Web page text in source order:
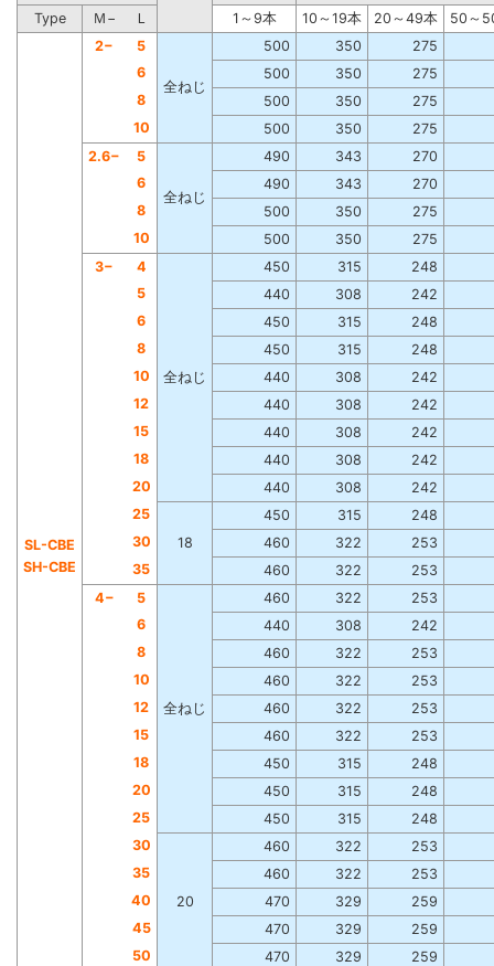
Type
Ｍ− Ｌ 1～9本 10～19本 20～49本 50～
SL-CBE
SH-CBE
2− 5
全ねじ
500 350
275
6
500 350
275
8
500 350
275
10
500 350
275
2.6−
5
全ねじ
490 343
270
6
490 343
270
8
500 350
275
10
500 350
275
3−
4
全ねじ
450 315
248
5
440 308
242
6
450 315
248
8
450 315
248
10
440 308
242
12
440 308
242
15
440 308
242
18
440 308
242
20
440 308
242
25
18
450 315
248
30
460 322
253
35
460 322
253
4−
5
全ねじ
460 322
253
6
440 308
242
8
460 322
253
10
460 322
253
12
460 322
253
15
460 322
253
18
450 315
248
20
450 315
248
25
450 315
248
30
20
460 322
253
35
460 322
253
40
470 329
259
45
470 329
259
50
470 329
259